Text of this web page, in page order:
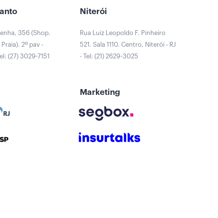
356 (Shop.
2º pav -
(27) 3029-7151
Niterói
Rua Luiz Leopoldo F. Pinheiro
521. Sala 1110. Centro, Niterói - RJ
- Tel: (21) 2629-3025
Marketing